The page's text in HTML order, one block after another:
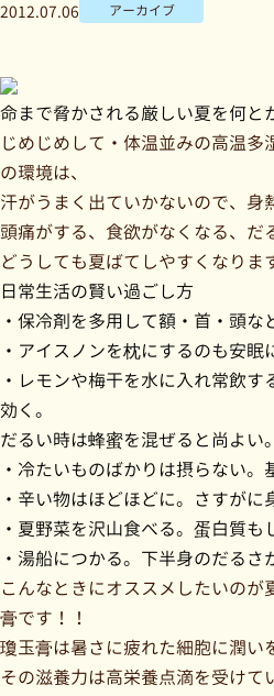
2012.07.06 アーカイブ
命まで脅かされる厳しい夏を何と
じめじめして・体温並みの高温多
の環境は、
汗がうまく出ていかないので、身
頭痛がする、食欲がなくなる、だ
どうしても夏ばてしやすくなりま
日常生活の賢い過ごし方
・保冷剤を多用して額・首・頭な
・アイスノンを枕にするのも安眠
・レモンや梅干を水に入れ常飲
効く。
だるい時は蜂蜜を混ぜると尚よい。
・冷たいものばかりは摂らない。
・辛い物はほどほどに。さすがに
・夏野菜を沢山食べる。蛋白質も
・湯船につかる。下半身のだるさ
こんなときにオススメしたいの
膏です！！
瓊玉膏は暑さに疲れた細胞に潤い
その滋養力は高栄養点滴を受けて